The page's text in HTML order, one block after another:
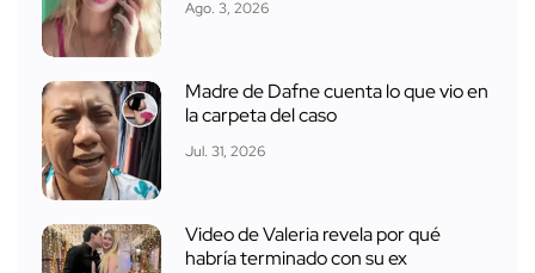
Ago. 3, 2026
Madre de Dafne cuenta lo que vio en
la carpeta del caso
Jul. 31, 2026
Video de Valeria revela por qué
habría terminado con su ex